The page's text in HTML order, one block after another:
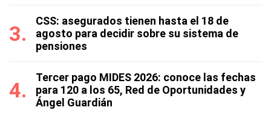
CSS: asegurados tienen hasta el 18 de
agosto para decidir sobre su sistema de
pensiones
Tercer pago MIDES 2026: conoce las fechas
para 120 a los 65, Red de Oportunidades y
Ángel Guardián